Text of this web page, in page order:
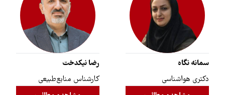
سمانه نگاه
دکتری هواشناسی
رضا نیکدخت
کارشناس منابع‌طبیعی